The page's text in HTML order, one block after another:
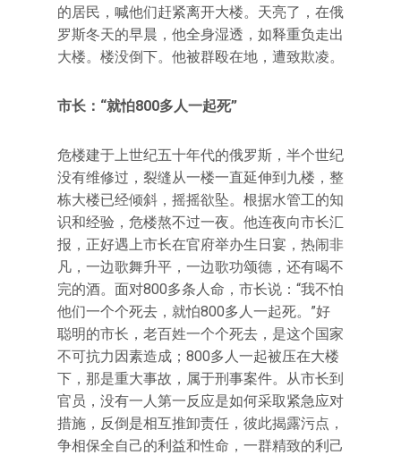
的居民，喊他们赶紧离开大楼。天亮了，在俄
罗斯冬天的早晨，他全身湿透，如释重负走出
大楼。楼没倒下。他被群殴在地，遭致欺凌。
市长：“就怕800多人一起死”
危楼建于上世纪五十年代的俄罗斯，半个世纪
没有维修过，裂缝从一楼一直延伸到九楼，整
栋大楼已经倾斜，摇摇欲坠。根据水管工的知
识和经验，危楼熬不过一夜。他连夜向市长汇
报，正好遇上市长在官府举办生日宴，热闹非
凡，一边歌舞升平，一边歌功颂德，还有喝不
完的酒。面对800多条人命，市长说：“我不怕
他们一个个死去，就怕800多人一起死。”好
聪明的市长，老百姓一个个死去，是这个国家
不可抗力因素造成；800多人一起被压在大楼
下，那是重大事故，属于刑事案件。从市长到
官员，没有一人第一反应是如何采取紧急应对
措施，反倒是相互推卸责任，彼此揭露污点，
争相保全自己的利益和性命，一群精致的利己